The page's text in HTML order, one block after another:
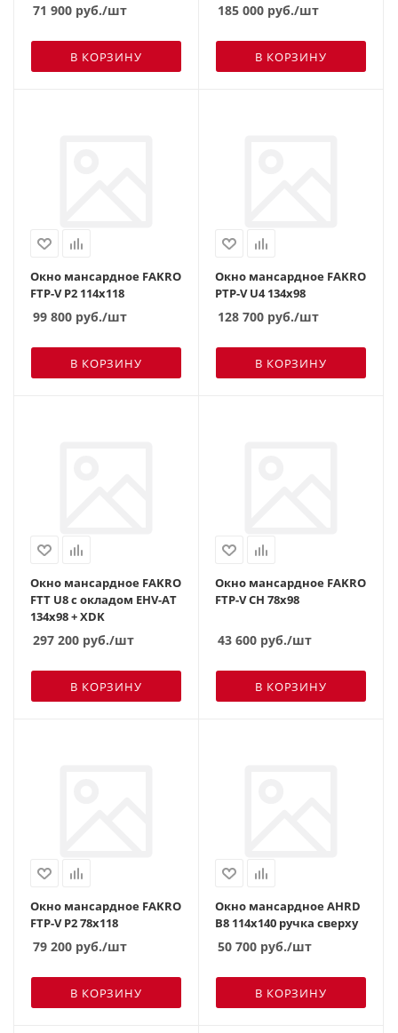
71 900 руб./шт
В КОРЗИНУ
185 000 руб./шт
В КОРЗИНУ
Окно мансардное FAKRO
FTP-V Р2 114х118
99 800 руб./шт
В КОРЗИНУ
Окно мансардное FAKRO
PTP-V U4 134х98
128 700 руб./шт
В КОРЗИНУ
Окно мансардное FAKRO
FTT U8 с окладом EHV-AT
134х98 + XDK
297 200 руб./шт
В КОРЗИНУ
Окно мансардное FAKRO
FTP-V CH 78х98
43 600 руб./шт
В КОРЗИНУ
Окно мансардное FAKRO
FTP-V P2 78х118
79 200 руб./шт
В КОРЗИНУ
Окно мансардное AHRD
B8 114х140 ручка сверху
50 700 руб./шт
В КОРЗИНУ